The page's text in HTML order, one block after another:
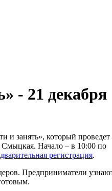
- 21 декабря
и занять», который проведет
Смыцкая. Начало – в 10:00 по
регистрация.
Предприниматели